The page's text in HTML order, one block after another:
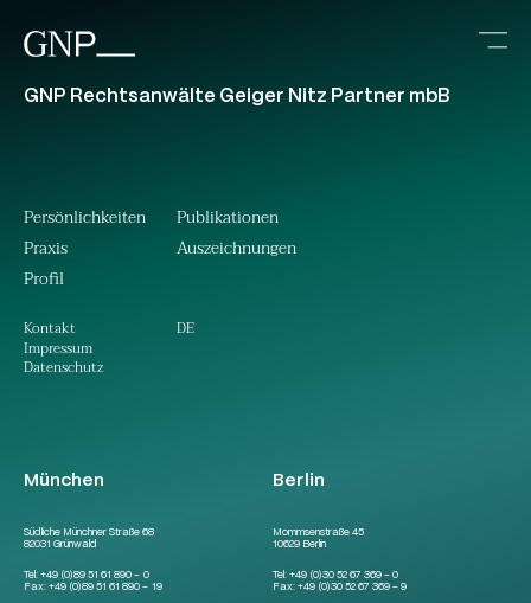
GNP Rechtsanwälte Geiger Nitz Partner mbB
München
Südliche Münchner Straße 68
82031 Grünwald
Tel:+49 (0)89 51 61 890 – 0
Fax:+49 (0)89 51 61 890 – 19
Berlin
Mommsenstraße 45
10629 Berlin
Tel: +49 (0)30 52 67 369 – 0
Fax: +49 (0)30 52 67 369 – 9
Persönlichkeiten
Praxis
Profil
Kontakt
Impressum
Datenschutz
Publikationen
Auszeichnungen
DE